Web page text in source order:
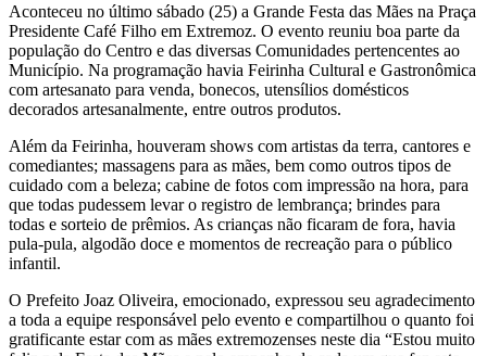
Aconteceu no último sábado (25) a Grande Festa das Mães na Praça
Presidente Café Filho em Extremoz. O evento reuniu boa parte da
população do Centro e das diversas Comunidades pertencentes ao
Município. Na programação havia Feirinha Cultural e Gastronômica
com artesanato para venda, bonecos, utensílios domésticos
decorados artesanalmente, entre outros produtos.
Além da Feirinha, houveram shows com artistas da terra, cantores e
comediantes; massagens para as mães, bem como outros tipos de
cuidado com a beleza; cabine de fotos com impressão na hora, para
que todas pudessem levar o registro de lembrança; brindes para
todas e sorteio de prêmios. As crianças não ficaram de fora, havia
pula-pula, algodão doce e momentos de recreação para o público
infantil.
O Prefeito Joaz Oliveira, emocionado, expressou seu agradecimento
a toda a equipe responsável pelo evento e compartilhou o quanto foi
gratificante estar com as mães extremozenses neste dia “Estou muito